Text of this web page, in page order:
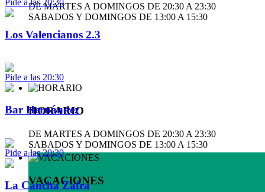
DE MARTES A DOMINGOS DE 20:30 A 23:30
SABADOS Y DOMINGOS DE 13:00 A 15:30
VACACIONES
HORARIO
DE MARTES A DOMINGOS DE 20:30 A 23:30
SABADOS Y DOMINGOS DE 13:00 A 15:30
Pide a las 20:30
Los Valencianos 2.3
Pide a las 20:30
Bar Hernández
Pide a las 20:30
La Cancha Zafra